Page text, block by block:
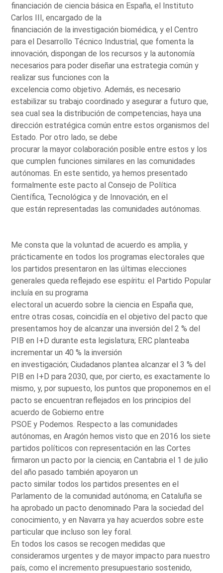
financiación de ciencia básica en España, el Instituto
Carlos III, encargado de la
financiación de la investigación biomédica, y el Centro
para el Desarrollo Técnico Industrial, que fomenta la
innovación, dispongan de los recursos y la autonomía
necesarios para poder diseñar una estrategia común y
realizar sus funciones con la
excelencia como objetivo. Además, es necesario
estabilizar su trabajo coordinado y asegurar a futuro que,
sea cual sea la distribución de competencias, haya una
dirección estratégica común entre estos organismos del
Estado. Por otro lado, se debe
procurar la mayor colaboración posible entre estos y los
que cumplen funciones similares en las comunidades
autónomas. En este sentido, ya hemos presentado
formalmente este pacto al Consejo de Política
Científica, Tecnológica y de Innovación, en el
que están representadas las comunidades autónomas.
Me consta que la voluntad de acuerdo es amplia, y
prácticamente en todos los programas electorales que
los partidos presentaron en las últimas elecciones
generales queda reflejado ese espíritu: el Partido Popular
incluía en su programa
electoral un acuerdo sobre la ciencia en España que,
entre otras cosas, coincidía en el objetivo del pacto que
presentamos hoy de alcanzar una inversión del 2 % del
PIB en I+D durante esta legislatura; ERC planteaba
incrementar un 40 % la inversión
en investigación; Ciudadanos plantea alcanzar el 3 % del
PIB en I+D para 2030, que, por cierto, es exactamente lo
mismo, y, por supuesto, los puntos que proponemos en el
pacto se encuentran reflejados en los principios del
acuerdo de Gobierno entre
PSOE y Podemos. Respecto a las comunidades
autónomas, en Aragón hemos visto que en 2016 los siete
partidos políticos con representación en las Cortes
firmaron un pacto por la ciencia; en Cantabria el 1 de julio
del año pasado también apoyaron un
pacto similar todos los partidos presentes en el
Parlamento de la comunidad autónoma; en Cataluña se
ha aprobado un pacto denominado Para la sociedad del
conocimiento, y en Navarra ya hay acuerdos sobre este
particular que incluso son ley foral.
En todos los casos se recogen medidas que
consideramos urgentes y de mayor impacto para nuestro
país, como el incremento presupuestario sostenido,